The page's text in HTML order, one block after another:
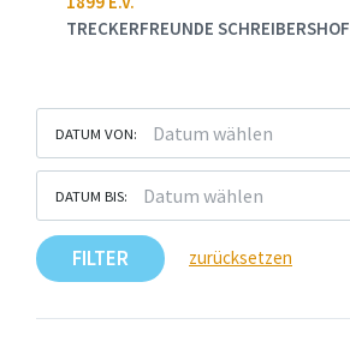
TRECKERFREUNDE SCHREIBERSHOF
DATUM VON:
DATUM BIS:
FILTER zurücksetzen